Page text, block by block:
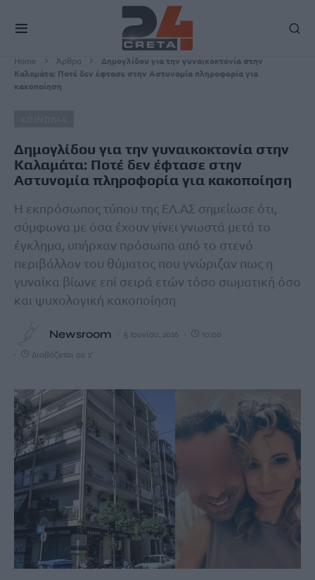
Home Άρθρα
Δημογλίδου για την γυναικοκτονία στην
Καλαμάτα: Ποτέ δεν έφτασε στην Αστυνομία πληροφορία για
κακοποίηση
Δημογλίδου για την γυναικοκτονία στην
Καλαμάτα: Ποτέ δεν έφτασε στην
Αστυνομία πληροφορία για κακοποίηση
Η εκπρόσωπος τύπου της ΕΛ.ΑΣ σημείωσε ότι,
σύμφωνα με όσα έχουν γίνει γνωστά μετά το
έγκλημα, υπήρχαν πρόσωπα από το στενό
περιβάλλον του θύματος που γνώριζαν πως η
γυναίκα βίωνε επί σειρά ετών τόσο σωματική όσο
και ψυχολογική κακοποίηση
Newsroom 5 Ιουνίου, 2026 10:00
Διαβάζεται σε 2'